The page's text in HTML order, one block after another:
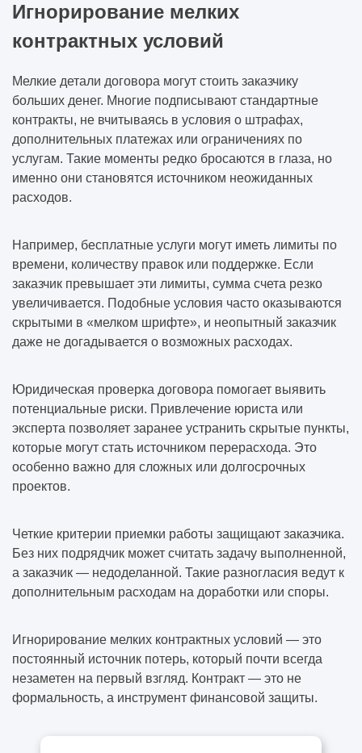
Игнорирование мелких
контрактных условий
Мелкие детали договора могут стоить заказчику
больших денег. Многие подписывают стандартные
контракты, не вчитываясь в условия о штрафах,
дополнительных платежах или ограничениях по
услугам. Такие моменты редко бросаются в глаза, но
именно они становятся источником неожиданных
расходов.
Например, бесплатные услуги могут иметь лимиты по
времени, количеству правок или поддержке. Если
заказчик превышает эти лимиты, сумма счета резко
увеличивается. Подобные условия часто оказываются
скрытыми в «мелком шрифте», и неопытный заказчик
даже не догадывается о возможных расходах.
Юридическая проверка договора помогает выявить
потенциальные риски. Привлечение юриста или
эксперта позволяет заранее устранить скрытые пункты,
которые могут стать источником перерасхода. Это
особенно важно для сложных или долгосрочных
проектов.
Четкие критерии приемки работы защищают заказчика.
Без них подрядчик может считать задачу выполненной,
а заказчик — недоделанной. Такие разногласия ведут к
дополнительным расходам на доработки или споры.
Игнорирование мелких контрактных условий — это
постоянный источник потерь, который почти всегда
незаметен на первый взгляд. Контракт — это не
формальность, а инструмент финансовой защиты.